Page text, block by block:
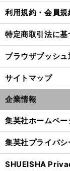
利用規約・会員規
特定商取引法に
ブラウザプッシ
サイトマップ
企業情報
集英社ホームペー
集英社プライバ
SHUEISHA